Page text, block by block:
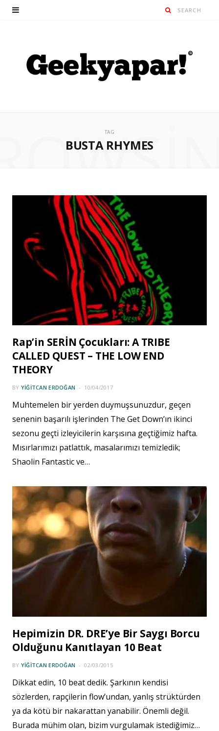
TAG
BUSTA RHYMES
Rap’in SERİN Çocukları: A TRIBE
CALLED QUEST – THE LOW END
THEORY
BY YIĞITCAN ERDOĞAN 10/04/2017
Muhtemelen bir yerden duymuşsunuzdur, geçen
senenin başarılı işlerinden The Get Down’ın ikinci
sezonu geçti izleyicilerin karşısına geçtiğimiz hafta.
Mısırlarımızı patlattık, masalarımızı temizledik;
Shaolin Fantastic ve…
Hepimizin DR. DRE’ye Bir Saygı Borcu
Olduğunu Kanıtlayan 10 Beat
BY YIĞITCAN ERDOĞAN 02/03/2015
Dikkat edin, 10 beat dedik. Şarkının kendisi
sözlerden, rapçilerin flow’undan, yanlış strüktürden
ya da kötü bir nakarattan yanabilir. Önemli değil.
Burada mühim olan, bizim vurgulamak istediğimiz…